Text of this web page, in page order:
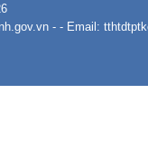
- - Email: